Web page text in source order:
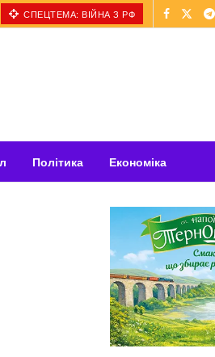
СПЕЦТЕМА: ВІЙНА З РФ
Політика Економіка